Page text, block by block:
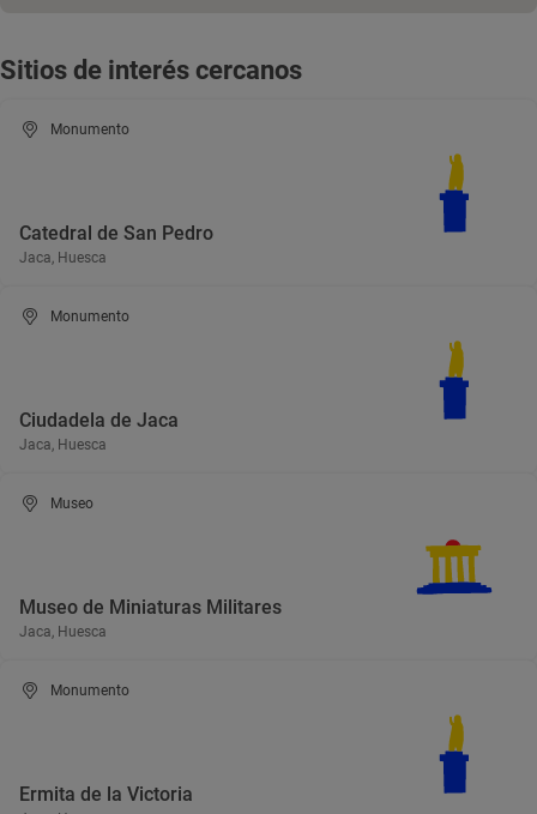
Sitios de interés cercanos
Monumento
Catedral de San Pedro
Jaca, Huesca
Monumento
Ciudadela de Jaca
Jaca, Huesca
Museo
Museo de Miniaturas Militares
Jaca, Huesca
Monumento
Ermita de la Victoria